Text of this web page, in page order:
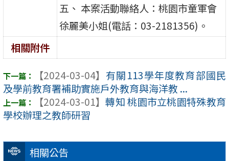
相關公告
五、 本案活動聯絡人：桃園市童軍會
徐麗美小姐(電話：03-2181356)。
相關附件
【2024-03-04】 有關113學年度教育部國民
及學前教育署補助實施戶外教育與海洋教 ...
【2024-03-01】 轉知 桃園市立桃園特殊教育
學校辦理之教師研習